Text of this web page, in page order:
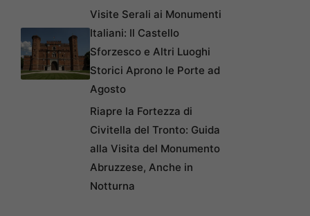
Visite Serali ai Monumenti
Italiani: Il Castello
Sforzesco e Altri Luoghi
Storici Aprono le Porte ad
Agosto
Riapre la Fortezza di
Civitella del Tronto: Guida
alla Visita del Monumento
Abruzzese, Anche in
Notturna